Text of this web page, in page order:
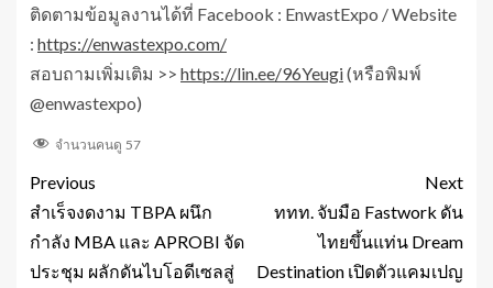
ติดตามข้อมูลงานได้ที่ Facebook : EnwastExpo / Website
: https://enwastexpo.com/
สอบถามเพิ่มเติม >> https://lin.ee/96Yeugi(หรือพิมพ์
@enwastexpo)
จำนวนคนดู 57
Previous
สำเร็จงดงาม TBPA ผนึก
กำลัง MBA และ APROBI จัด
ประชุม ผลักดันไบโอดีเซลสู่
Next
ททท. จับมือ Fastwork ดัน
ไทยขึ้นแท่น Dream
Destination เปิดตัวแคมเปญ